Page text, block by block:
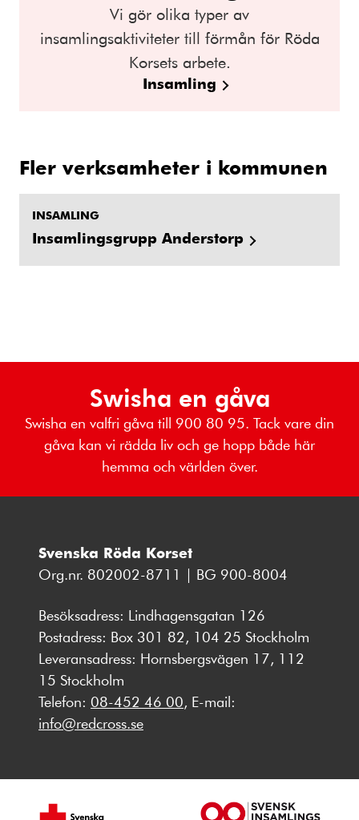
Vi gör olika typer av
insamlingsaktiviteter till förmån för Röda
Korsets arbete.
Insamling
Fler verksamheter i kommunen
INSAMLING
Insamlingsgrupp Anderstorp
Swisha en gåva
Swisha en valfri gåva till 900 80 95. Tack vare din
gåva kan vi rädda liv och ge hopp både här
hemma och världen över.
Svenska Röda Korset
Org.nr. 802002-8711 | BG 900-8004
Besöksadress: Lindhagensgatan 126
Postadress: Box 301 82, 104 25 Stockholm
Leveransadress: Hornsbergsvägen 17, 112
15 Stockholm
Telefon: 08-452 46 00, E-mail:
info@redcross.se